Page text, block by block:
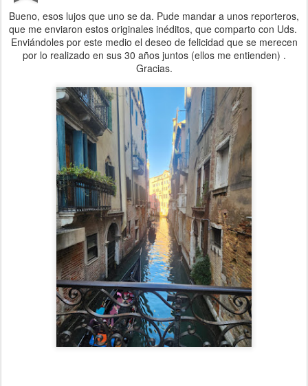
Bueno, esos lujos que uno se da. Pude mandar a unos reporteros,
que me enviaron estos originales inéditos, que comparto con Uds.
Enviándoles por este medio el deseo de felicidad que se merecen
por lo realizado en sus 30 años juntos (ellos me entienden) .
Gracias.